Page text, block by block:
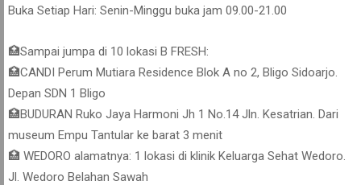
Buka Setiap Hari: Senin-Minggu buka jam 09.00-21.00
🏥Sampai jumpa di 10 lokasi B FRESH:
🏥CANDI Perum Mutiara Residence Blok A no 2, Bligo Sidoarjo.
Depan SDN 1 Bligo
🏥BUDURAN Ruko Jaya Harmoni Jh 1 No.14 Jln. Kesatrian. Dari
museum Empu Tantular ke barat 3 menit
🏥 WEDORO alamatnya: 1 lokasi di klinik Keluarga Sehat Wedoro.
Jl. Wedoro Belahan Sawah